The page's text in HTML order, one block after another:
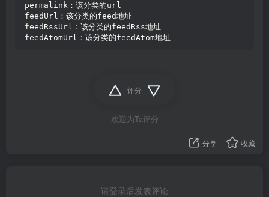
permalink：该分类的url
feedUrl：该分类的feed地址
feedRssUrl：该分类的feedRss地址
feedAtomUrl：该分类的feedAtom地址
评分
欢迎为Ta评分
分享 收藏
请登录后发表评论